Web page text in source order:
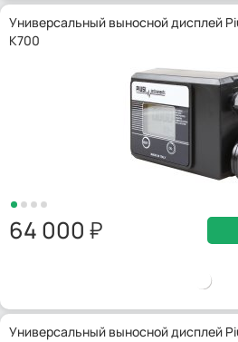
Универсальный выносной дисплей
K700
64 000
Универсальный выносной дисплей